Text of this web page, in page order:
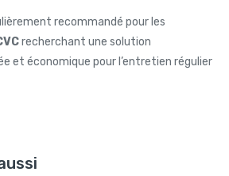
recommandé pour les
recherchant une solution
et économique pour l’entretien régulier